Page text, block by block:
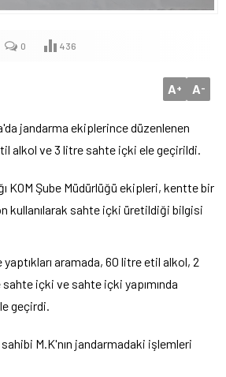
0 436
A+ A-
jandarma ekiplerince düzenlenen
alkol ve 3 litre sahte içki ele geçirildi.
KOM Şube Müdürlüğü ekipleri, kentte bir
kullanılarak sahte içki üretildiği bilgisi
aramada, 60 litre etil alkol, 2
içki ve sahte içki yapımında
geçirdi.
M.K'nın jandarmadaki işlemleri